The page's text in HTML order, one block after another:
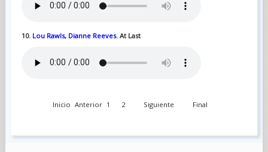
10. Lou Rawls, Dianne Reeves. At Last
Inicio Anterior 1 2 Siguiente Final